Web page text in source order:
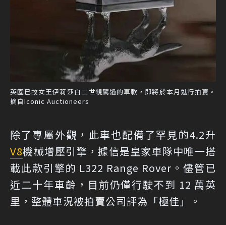
英國已故女王伊莉莎白二世親駕過的車款，即將於本月進行拍賣。
摘自Iconic Auctioneers
除了專屬外觀，此車也配備了罕見的4.2升
V8機械增壓引擎，據信是皇家車隊中唯一搭
載此款引擎的 L322 Range Rover。儘管已
近二十年車齡，目前仍僅行駛不到 12 萬英
里，整體車況被拍賣公司評為「極佳」。